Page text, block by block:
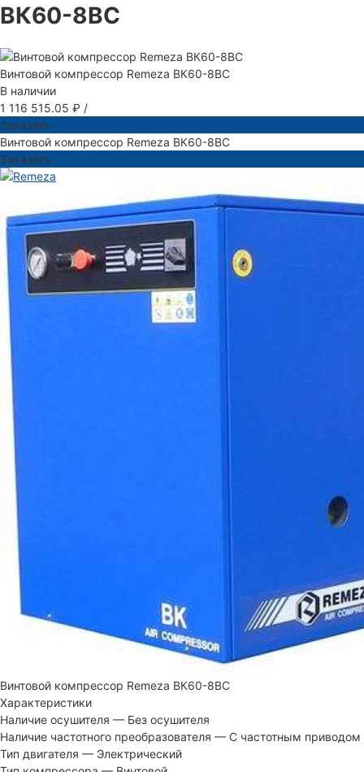
ВК60-8ВС
Винтовой компрессор Remeza ВК60-8ВС
В наличии
1 116 515.05 ₽ /
Заказать
Винтовой компрессор Remeza ВК60-8ВС
Заказать
Винтовой компрессор Remeza ВК60-8ВС
Характеристики
Наличие осушителя — Без осушителя
Наличие частотного преобразователя — С частотным приводом
Тип двигателя — Электрический